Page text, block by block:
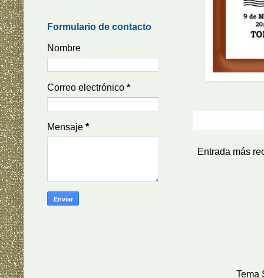
Entrada más
Formulario de contacto
Nombre
Correo electrónico *
Mensaje *
Tema